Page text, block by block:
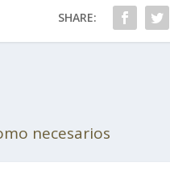
SHARE:
necesarios